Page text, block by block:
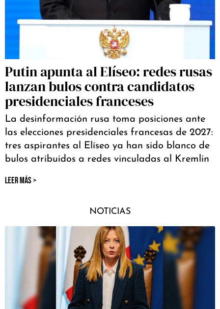
Putin apunta al Elíseo: redes rusas
lanzan bulos contra candidatos
presidenciales franceses
La desinformación rusa toma posiciones ante
las elecciones presidenciales francesas de 2027:
tres aspirantes al Elíseo ya han sido blanco de
bulos atribuidos a redes vinculadas al Kremlin
LEER MÁS >
NOTICIAS